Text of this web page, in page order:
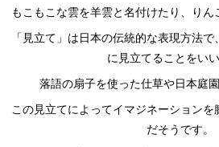
もこもこな雲を羊雲と名付けたり、りん
「見立て」は日本の伝統的な表現方法
に見立てることをいい
落語の扇子を使った仕草や日本庭
この見立てによってイマジネーション
だそうです。